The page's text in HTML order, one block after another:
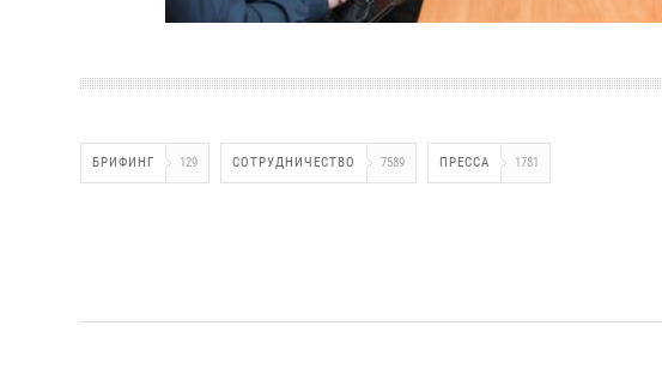
БРИФИНГ 129 СОТРУДНИЧЕСТВО 7589 ПРЕССА 1781